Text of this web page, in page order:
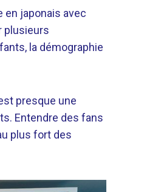
en japonais avec
plusieurs
la démographie
presque une
Entendre des fans
plus fort des